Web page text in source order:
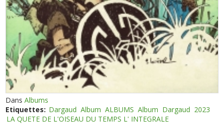
DansAlbums
Etiquettes: Dargaud Album ALBUMS Album Dargaud 2023
LA QUETE DE L'OISEAU DU TEMPS L' INTEGRALE